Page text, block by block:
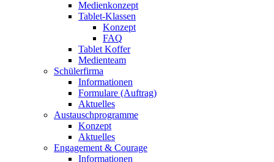
Medienkonzept
Tablet-Klassen
Konzept
FAQ
Tablet Koffer
Medienteam
Schülerfirma
Informationen
Formulare (Auftrag)
Aktuelles
Austauschprogramme
Konzept
Aktuelles
Engagement & Courage
Informationen